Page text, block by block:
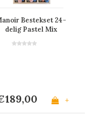
Bestekset 24-
delig Pastel Mix
+